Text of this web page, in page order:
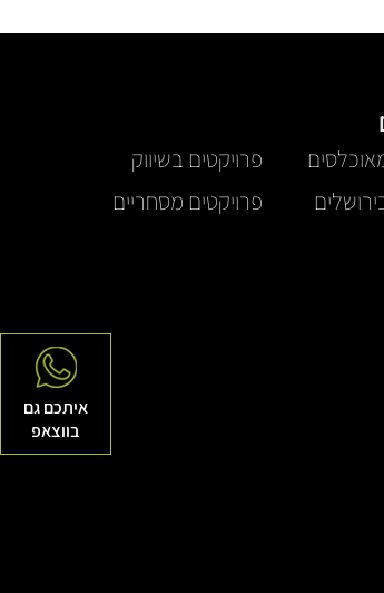
איתכם גם
בווצאפ
פרויקטים בשיווק
פרויקטים מסחריים